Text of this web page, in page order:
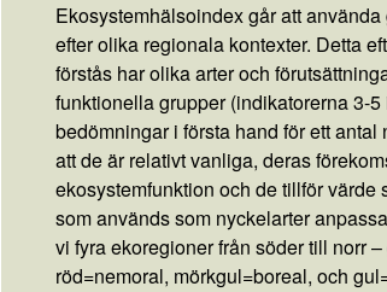
Ekosystemhälsoindex går att
efter olika regionala kontexter. Detta
förstås har olika arter och
funktionella grupper (indikatorerna 3-
bedömningar i första hand för ett
att de är relativt vanliga, deras
ekosystemfunktion och de tillför värde
som används som nyckelarter
vi fyra ekoregioner från söder till norr
röd=nemoral, mörkgul=boreal, och